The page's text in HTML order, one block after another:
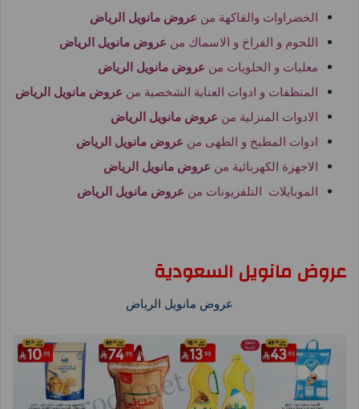
الخضراوات والفاكهة من عروض مانويل الرياض
اللحوم و الفراخ و الاسماك من عروض مانويل الرياض
معلبات و الحلويات من عروض مانويل الرياض
المنظفات و ادوات العناية الشخصية من عروض مانويل الرياض
الادوات المنزلية من عروض مانويل الرياض
ادوات المطبخ و الطهى من عروض مانويل الرياض
الاجهزة الكهربائية من عروض مانويل الرياض
الموبايلات التلفزيونات من عروض مانويل الرياض
عروض مانويل السعودية
عروض مانويل الرياض